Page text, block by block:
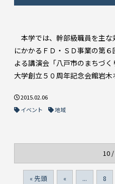
本学では、幹部級職員を主
にかかるＦＤ・ＳＤ事業の第
よる講演会「八戸市のまちづ
大学創立５０周年記念会館岩木
2015.02.06
イベント
地域
10
« 先頭 « ... 8